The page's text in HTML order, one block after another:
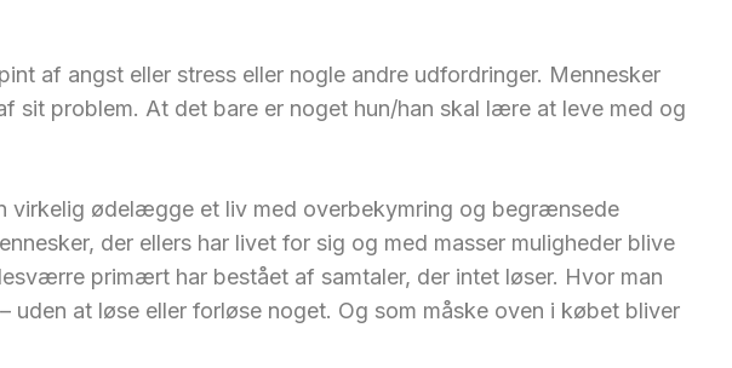
af angst eller stress eller nogle andre udfordringer. Mennesker
sit problem. At det bare er noget hun/han skal lære at leve med og
virkelig ødelægge et liv med overbekymring og begrænsede
der ellers har livet for sig og med masser muligheder blive
primært har bestået af samtaler, der intet løser. Hvor man
uden at løse eller forløse noget. Og som måske oven i købet bliver